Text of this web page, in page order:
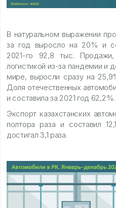
В натуральном выражении
за год выросло на 20% и
2021-го 92,8 тыс.
логистикой из-за пандемии и
мире, выросли сразу на
Доля отечественных
и составила за 2021 год 62,2%.
Экспорт казахстанских
полтора раза и составил
достигал 3,1 раза.